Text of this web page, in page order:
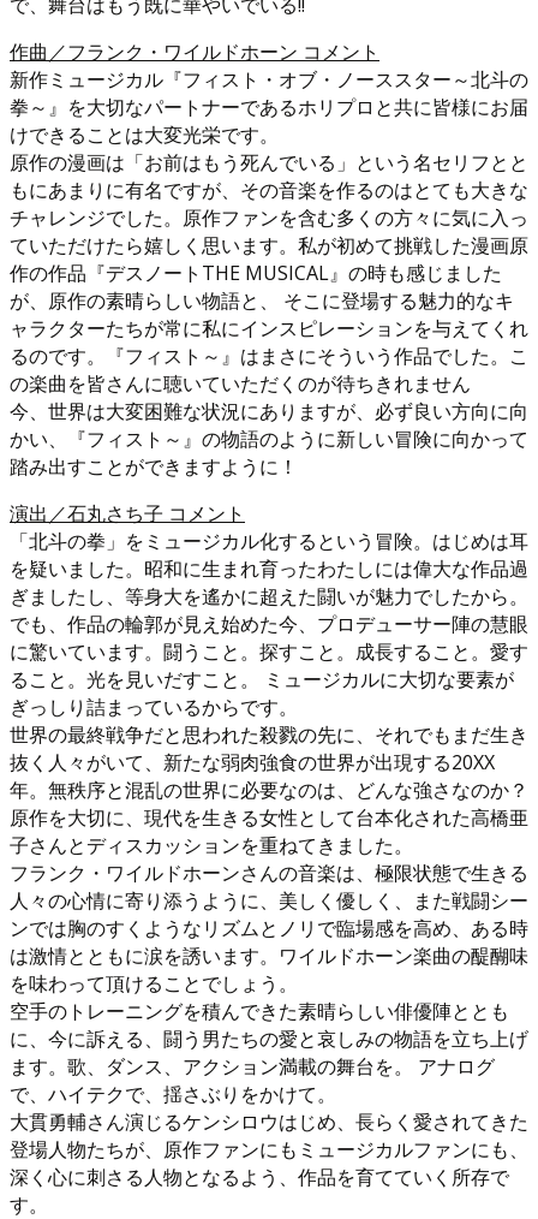
作曲／フランク・ワイルドホーン コメント
新作ミュージカル『フィスト・オブ・ノーススター～北斗の
拳～』を大切なパートナーであるホリプロと共に皆様にお届
けできることは大変光栄です。
原作の漫画は「お前はもう死んでいる」という名セリフとと
もにあまりに有名ですが、その音楽を作るのはとても大きな
チャレンジでした。原作ファンを含む多くの方々に気に入っ
ていただけたら嬉しく思います。私が初めて挑戦した漫画原
作の作品『デスノートTHE MUSICAL』の時も感じました
が、原作の素晴らしい物語と、 そこに登場する魅力的なキ
ャラクターたちが常に私にインスピレーションを与えてくれ
るのです。『フィスト～』はまさにそういう作品でした。こ
の楽曲を皆さんに聴いていただくのが待ちきれません
今、世界は大変困難な状況にありますが、必ず良い方向に向
かい、『フィスト～』の物語のように新しい冒険に向かって
踏み出すことができますように！
演出／石丸さち子 コメント
「北斗の拳」をミュージカル化するという冒険。はじめは耳
を疑いました。昭和に生まれ育ったわたしには偉大な作品過
ぎましたし、等身大を遙かに超えた闘いが魅力でしたから。
でも、作品の輪郭が見え始めた今、プロデューサー陣の慧眼
に驚いています。闘うこと。探すこと。成長すること。愛す
ること。光を見いだすこと。 ミュージカルに大切な要素が
ぎっしり詰まっているからです。
世界の最終戦争だと思われた殺戮の先に、それでもまだ生き
抜く人々がいて、新たな弱肉強食の世界が出現する20XX
年。無秩序と混乱の世界に必要なのは、どんな強さなのか？
原作を大切に、現代を生きる女性として台本化された高橋亜
子さんとディスカッションを重ねてきました。
フランク・ワイルドホーンさんの音楽は、極限状態で生きる
人々の心情に寄り添うように、美しく優しく、また戦闘シー
ンでは胸のすくようなリズムとノリで臨場感を高め、ある時
は激情とともに涙を誘います。ワイルドホーン楽曲の醍醐味
を味わって頂けることでしょう。
空手のトレーニングを積んできた素晴らしい俳優陣ととも
に、今に訴える、闘う男たちの愛と哀しみの物語を立ち上げ
ます。歌、ダンス、アクション満載の舞台を。 アナログ
で、ハイテクで、揺さぶりをかけて。
大貫勇輔さん演じるケンシロウはじめ、長らく愛されてきた
登場人物たちが、原作ファンにもミュージカルファンにも、
深く心に刺さる人物となるよう、作品を育てていく所存で
す。